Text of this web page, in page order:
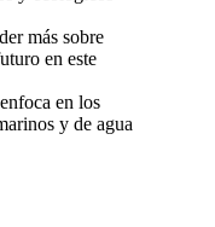
más sobre
en este
en los
y de agua